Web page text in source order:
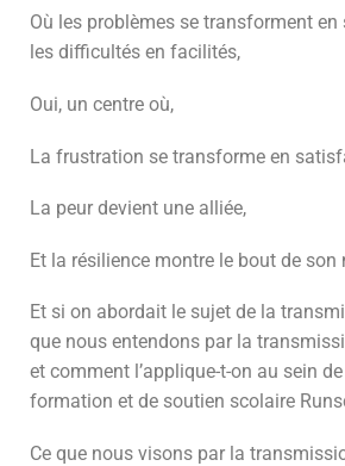
Où les problèmes se transforment en
les difficultés en facilités,
Oui, un centre où,
La frustration se transforme en
La peur devient une alliée,
Et la résilience montre le bout de son
Et si on abordait le sujet de la
que nous entendons par la
et comment l’applique-t-on au sein
formation et de soutien scolaire
Ce que nous visons par la